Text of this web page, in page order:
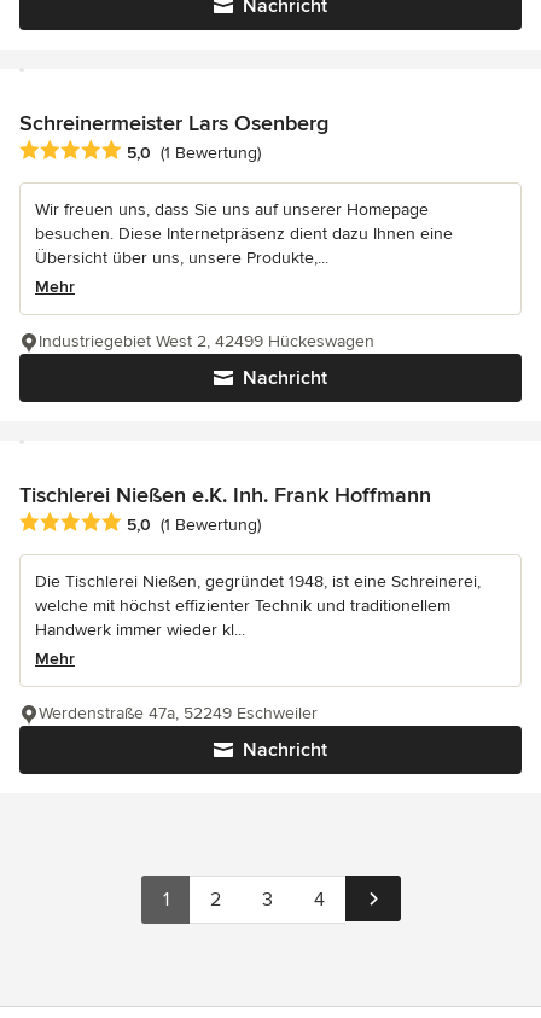
Nachricht
Schreinermeister Lars Osenberg
Durchschnittliche Bewertung: 5 von 5 Sternen
5,0 (1 Bewertung)
Wir freuen uns, dass Sie uns auf unserer Homepage
besuchen. Diese Internetpräsenz dient dazu Ihnen eine
Übersicht über uns, unsere Produkte,...
Mehr
Nachricht
Industriegebiet West 2, 42499 Hückeswagen
Tischlerei Nießen e.K. Inh. Frank Hoffmann
Durchschnittliche Bewertung: 5 von 5 Sternen
5,0 (1 Bewertung)
Die Tischlerei Nießen, gegründet 1948, ist eine Schreinerei,
welche mit höchst effizienter Technik und traditionellem
Handwerk immer wieder kl...
Mehr
Nachricht
Werdenstraße 47a, 52249 Eschweiler
1 2 3 4